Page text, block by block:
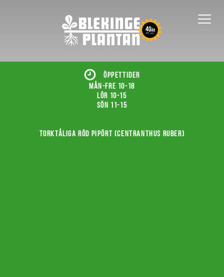
ÖPPETTIDER
Mån-fre 10-18
Lör 10-15
Sön 11-15
Torktåliga röd pipört (Centranthus ruber)